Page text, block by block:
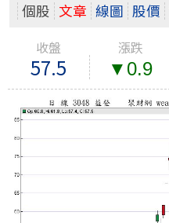
個股 文章 線圖 股價
收盤 漲跌
57.5 ▼0.9